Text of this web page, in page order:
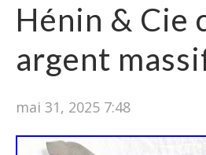
Hénin & Cie
argent
mai 31, 2025 7:48